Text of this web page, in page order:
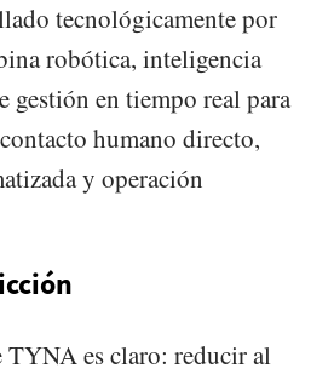
tecnológicamente por
robótica, inteligencia
gestión en tiempo real para
humano directo,
y operación
TYNA es claro: reducir al